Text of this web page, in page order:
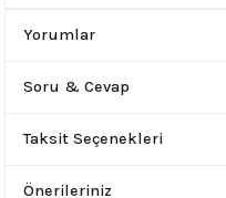
Yorumlar
Soru & Cevap
Taksit Seçenekleri
Önerileriniz